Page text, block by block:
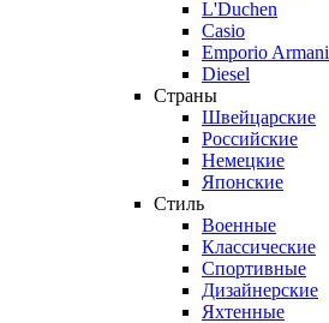
L'Duchen
Casio
Emporio Armani
Diesel
Страны
Швейцарские
Российские
Немецкие
Японские
Стиль
Военные
Классические
Спортивные
Дизайнерские
Яхтенные